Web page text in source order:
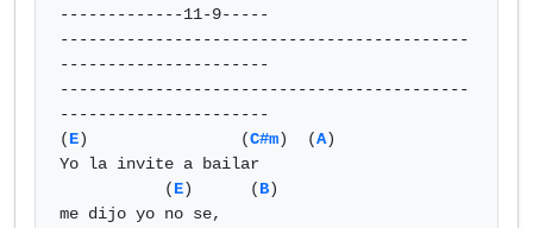
-------------11-9-----
-------------------------------------------
----------------------
-------------------------------------------
----------------------
(E)                (C#m)  (A)
Yo la invite a bailar
           (
E)      (B)
me dijo yo no se,